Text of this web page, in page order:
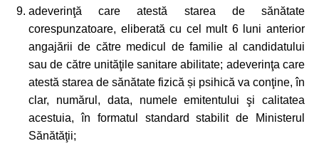
adeverinţă care atestă starea de sănătate
corespunzatoare, eliberată cu cel mult 6 luni anterior
angajării de către medicul de familie al candidatului
sau de către unităţile sanitare abilitate; adeverinţa care
atestă starea de sănătate fizică și psihică va conţine, în
clar, numărul, data, numele emitentului şi calitatea
acestuia, în formatul standard stabilit de Ministerul
Sănătăţii;